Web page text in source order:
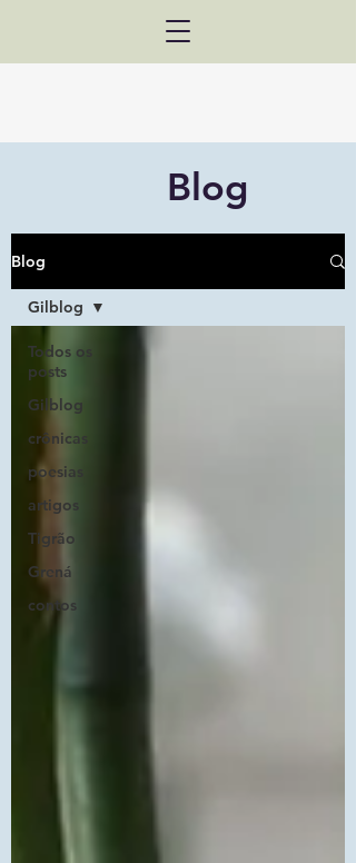
Blog
Blog
Todos os
posts
Gilblog
crônicas
poesias
artigos
Tigrão
Grená
contos
Gilblog